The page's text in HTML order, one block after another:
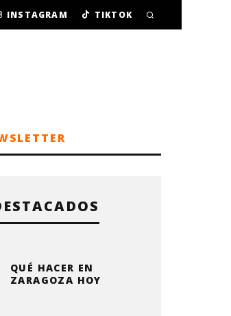
INSTAGRAM TIKTOK
QUÉ HACER EN
ZARAGOZA HOY